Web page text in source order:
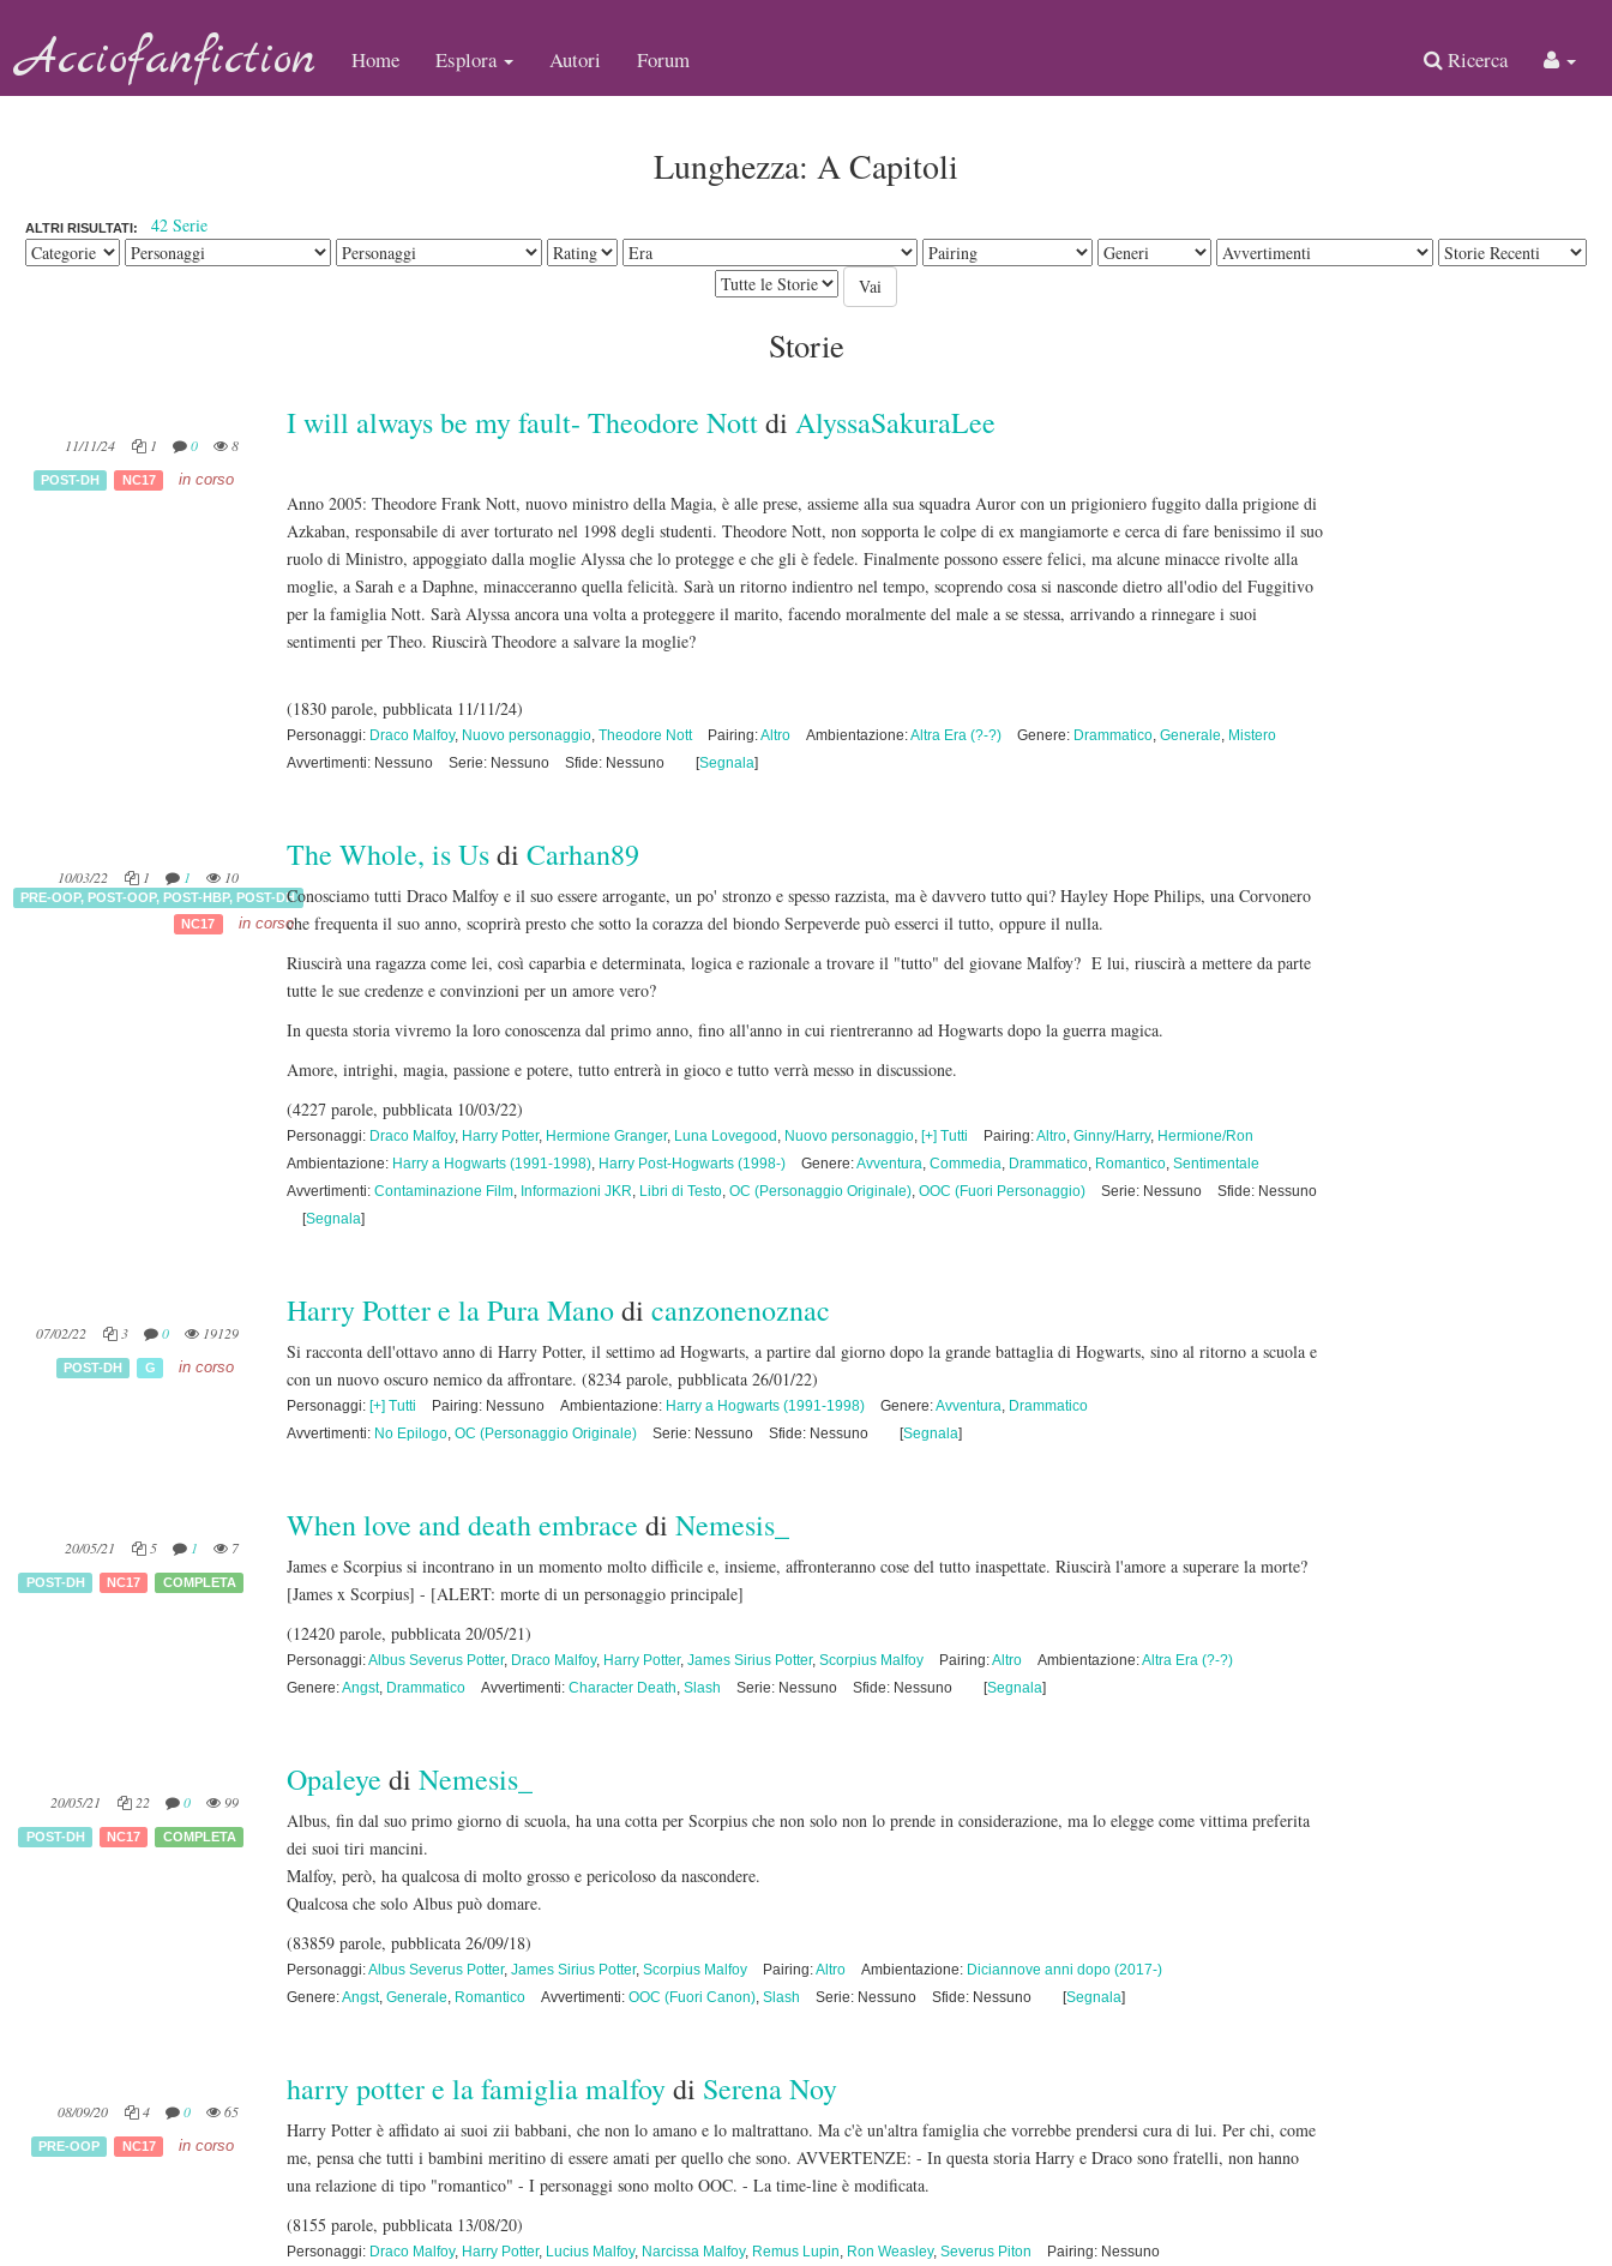
Acciofanfiction Home Esplora Autori Forum Ricerca
Lunghezza: A Capitoli
ALTRI RISULTATI: 42 Serie
Storie
11/11/24 1 0 8
POST-DH NC17 in corso
I will always be my fault- Theodore Nottdi AlyssaSakuraLee
Anno 2005: Theodore Frank Nott, nuovo ministro della Magia, è alle prese, assieme alla sua squadra Auror con un prigioniero fuggito dalla prigione di
Azkaban, responsabile di aver torturato nel 1998 degli studenti. Theodore Nott, non sopporta le colpe di ex mangiamorte e cerca di fare benissimo il suo
ruolo di Ministro, appoggiato dalla moglie Alyssa che lo protegge e che gli è fedele. Finalmente possono essere felici, ma alcune minacce rivolte alla
moglie, a Sarah e a Daphne, minacceranno quella felicità. Sarà un ritorno indientro nel tempo, scoprendo cosa si nasconde dietro all'odio del Fuggitivo
per la famiglia Nott. Sarà Alyssa ancora una volta a proteggere il marito, facendo moralmente del male a se stessa, arrivando a rinnegare i suoi
sentimenti per Theo. Riuscirà Theodore a salvare la moglie?
(1830 parole, pubblicata 11/11/24)
Personaggi: Draco Malfoy, Nuovo personaggio, Theodore Nott Pairing:Altro Ambientazione:Altra Era (?-?) Genere: Drammatico, Generale, Mistero
Avvertimenti: Nessuno
Serie: Nessuno Sfide: Nessuno [Segnala]
10/03/22 1 1 10
PRE-OOP,POST-OOP,POST-HBP,POST-DH
NC17
in corso
The Whole, is Usdi Carhan89
Conosciamo tutti Draco Malfoy e il suo essere arrogante, un po' stronzo e spesso razzista, ma è davvero tutto qui? Hayley Hope Philips, una Corvonero
che frequenta il suo anno, scoprirà presto che sotto la corazza del biondo Serpeverde può esserci il tutto, oppure il nulla.
Riuscirà una ragazza come lei, così caparbia e determinata, logica e razionale a trovare il "tutto" del giovane Malfoy? E lui, riuscirà a mettere da parte
tutte le sue credenze e convinzioni per un amore vero?
In questa storia vivremo la loro conoscenza dal primo anno, fino all'anno in cui rientreranno ad Hogwarts dopo la guerra magica.
Amore, intrighi, magia, passione e potere, tutto entrerà in gioco e tutto verrà messo in discussione.
(4227 parole, pubblicata 10/03/22)
Personaggi: Draco Malfoy, Harry Potter, Hermione Granger, Luna Lovegood , Nuovo personaggio, [+] Tutti Pairing:Altro, Ginny/Harry, Hermione/Ron
Ambientazione: Harry a Hogwarts (1991-1998), Harry Post-Hogwarts (1998-) Genere:Avventura, Commedia, Drammatico, Romantico, Sentimentale
Avvertimenti: Contaminazione Film, Informazioni JKR, Libri di Testo, OC (Personaggio Originale), OOC (Fuori Personaggio) Serie: Nessuno
Sfide: Nessuno
[Segnala]
07/02/22 3 0 19129
POST-DH G in corso
Harry Potter e la Pura Manodi canzonenoznac
Si racconta dell'ottavo anno di Harry Potter, il settimo ad Hogwarts, a partire dal giorno dopo la grande battaglia di Hogwarts, sino al ritorno a scuola e
con un nuovo oscuro nemico da affrontare. (8234 parole, pubblicata 26/01/22)
Personaggi: [+] Tutti Pairing: Nessuno Ambientazione: Harry a Hogwarts (1991-1998) Genere:Avventura, Drammatico
Avvertimenti: No Epilogo, OC (Personaggio Originale) Serie: Nessuno Sfide: Nessuno [Segnala]
20/05/21 5 1 7
POST-DH NC17 COMPLETA
When love and death embrace di Nemesis_
James e Scorpius si incontrano in un momento molto difficile e, insieme, affronteranno cose del tutto inaspettate. Riuscirà l'amore a superare la morte?
[James x Scorpius] - [ALERT: morte di un personaggio principale]
(12420 parole, pubblicata 20/05/21)
Personaggi:Albus Severus Potter, Draco Malfoy, Harry Potter, James Sirius Potter, Scorpius Malfoy Pairing:Altro Ambientazione:Altra Era (?-?)
Genere:Angst, Drammatico Avvertimenti: Character Death, Slash Serie: Nessuno Sfide: Nessuno [Segnala]
20/05/21 22 0 99
POST-DH NC17 COMPLETA
Opaleye di Nemesis_
Albus, fin dal suo primo giorno di scuola, ha una cotta per Scorpius che non solo non lo prende in considerazione, ma lo elegge come vittima preferita
dei suoi tiri mancini.
Malfoy, però, ha qualcosa di molto grosso e pericoloso da nascondere.
Qualcosa che solo Albus può domare.
(83859 parole, pubblicata 26/09/18)
Personaggi:Albus Severus Potter, James Sirius Potter, Scorpius Malfoy Pairing:Altro Ambientazione: Diciannove anni dopo (2017-)
Genere:Angst, Generale, Romantico Avvertimenti: OOC (Fuori Canon), Slash Serie: Nessuno Sfide: Nessuno [Segnala]
08/09/20 4 0 65
PRE-OOP NC17 in corso
harry potter e la famiglia malfoydi Serena Noy
Harry Potter è affidato ai suoi zii babbani, che non lo amano e lo maltrattano. Ma c'è un'altra famiglia che vorrebbe prendersi cura di lui. Per chi, come
me, pensa che tutti i bambini meritino di essere amati per quello che sono. AVVERTENZE: - In questa storia Harry e Draco sono fratelli, non hanno
una relazione di tipo "romantico" - I personaggi sono molto OOC. - La time-line è modificata.
(8155 parole, pubblicata 13/08/20)
Personaggi: Draco Malfoy, Harry Potter, Lucius Malfoy, Narcissa Malfoy, Remus Lupin, Ron Weasley, Severus Piton
Pairing: Nessuno